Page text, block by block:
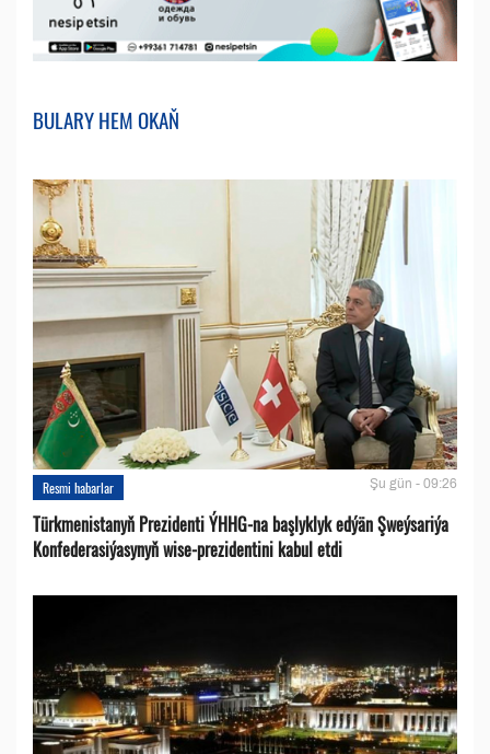
BULARY HEM OKAŇ
Resmi habarlar Şu gün - 09:26
Türkmenistanyň Prezidenti ÝHHG-na başlyklyk edýän Şweýsariýa
Konfederasiýasynyň wise-prezidentini kabul etdi